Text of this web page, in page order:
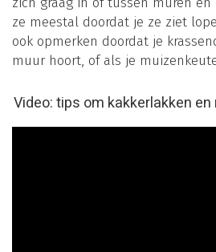
ze meestal doordat je ze ziet
ook opmerken doordat je
muur hoort, of als je
Video: tips om kakkerlakken